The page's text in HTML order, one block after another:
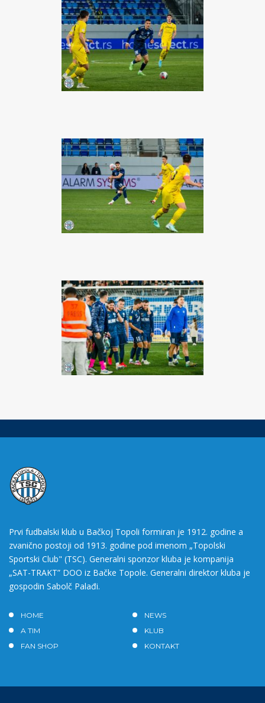
Prvi fudbalski klub u Bačkoj Topoli formiran je 1912. godine a
zvanično postoji od 1913. godine pod imenom „Topolski
Sportski Club" (TSC). Generalni sponzor kluba je kompanija
„SAT-TRAKT” DOO iz Bačke Topole. Generalni direktor kluba je
gospodin Sabolč Palađi.
HOME
NEWS
A TIM
KLUB
FAN SHOP
KONTAKT